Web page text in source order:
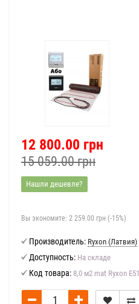
12 800.00 грн
15 059.00 грн
Нашли дешевле?
Вы экономите: 2 259.00 грн (-15%)
Производитель: Ryxon (Латвия)
Доступность: На складе
Код товара: 8,0 м2 mat Ryxon E51